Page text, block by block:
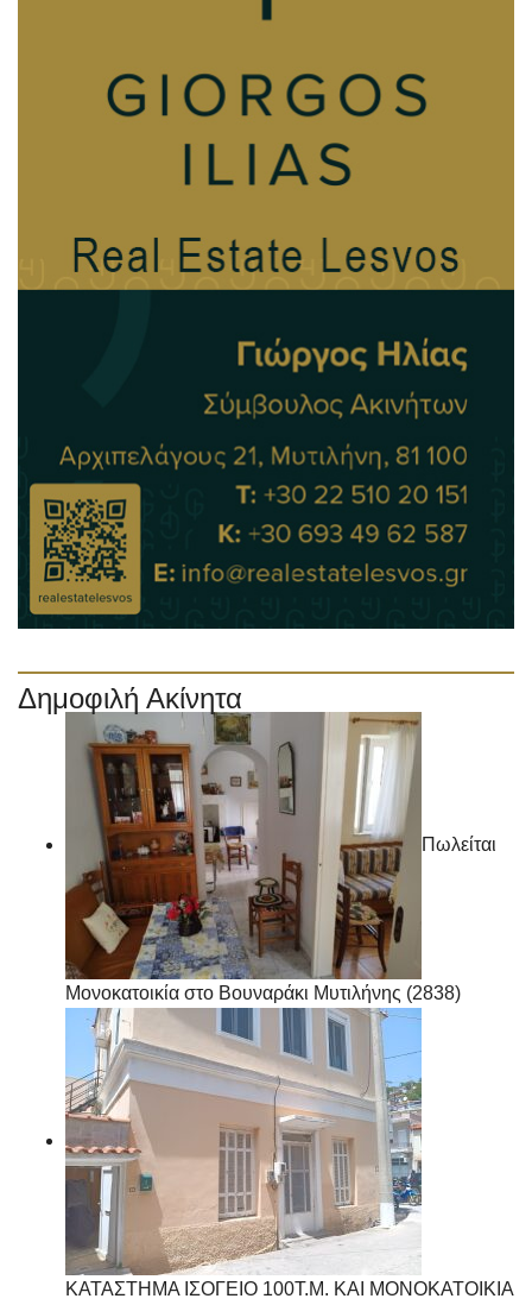
Δημοφιλή Ακίνητα
Πωλείται
Μονοκατοικία στο Βουναράκι Μυτιλήνης (2838)
ΚΑΤΑΣΤΗΜΑ ΙΣΟΓΕΙΟ 100Τ.Μ. ΚΑΙ ΜΟΝΟΚΑΤΟΙΚΙΑ